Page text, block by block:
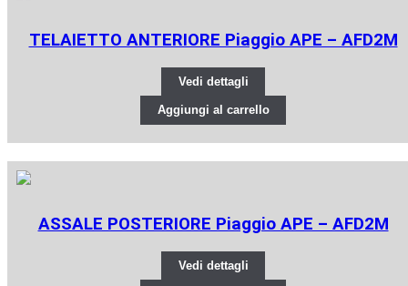
TELAIETTO ANTERIORE Piaggio APE – AFD2M
Vedi dettagli
Aggiungi al carrello
ASSALE POSTERIORE Piaggio APE – AFD2M
Vedi dettagli